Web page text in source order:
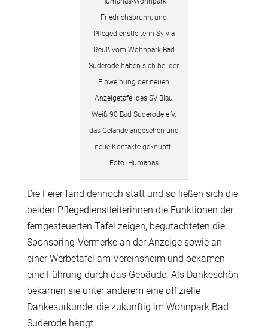
Friedrichsbrunn, und
Pflegedienstleiterin Sylvia
Reuß vom Wohnpark Bad
Suderode haben sich bei der
Einweihung der neuen
Anzeigetafel des SV Blau
Weiß 90 Bad Suderode e.V.
das Gelände angesehen und
neue Kontakte geknüpft.
Foto: Humanas
Die Feier fand dennoch statt und so ließen sich die
beiden Pflegedienstleiterinnen die Funktionen der
ferngesteuerten Tafel zeigen, begutachteten die
Sponsoring-Vermerke an der Anzeige sowie an
einer Werbetafel am Vereinsheim und bekamen
eine Führung durch das Gebäude. Als Dankeschön
bekamen sie unter anderem eine offizielle
Dankesurkunde, die zukünftig im Wohnpark Bad
Suderode hängt.